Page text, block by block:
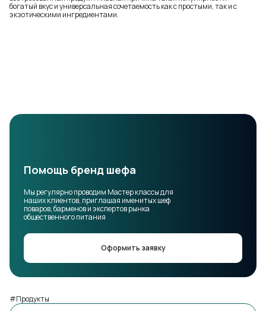
богатый вкус и универсальная сочетаемость как с простыми, так и с
экзотическими ингредиентами.
Помощь бренд шефа
Мы регулярно проводим Мастер классы для
наших клиентов, приглашая именитых шеф
поваров, барменов и экспертов рынка
общественного питания
Оформить заявку
#Продукты